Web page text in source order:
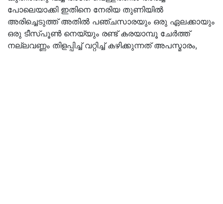
പോലെയാക്കി ഇതിനെ നേരിയ തുണിയിൽ
അരിച്ചെടുത്ത് അതിൽ പഞ്ചസാരയും ഒരു ഏലക്കായും
ഒരു ടീസ്പൂൺ നെയ്യും രണ്ട് കരയാമ്പൂ ചേർത്ത്
നല്ലവണ്ണം തിളപ്പിച്ച് വറ്റിച്ച് കഴിക്കുന്നത് അപസ്മാരം,